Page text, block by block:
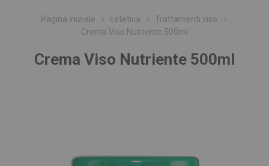
Pagina iniziale Estetica
Trattamenti viso
Crema Viso Nutriente 500ml
Crema Viso Nutriente 500ml